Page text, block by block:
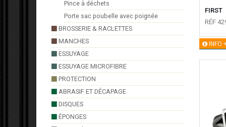
Pince à déchets
Porte sac poubelle avec poignée
BROSSERIE & RACLETTES
MANCHES
ESSUYAGE
ESSUYAGE MICROFIBRE
PROTECTION
ABRASIF ET DÉCAPAGE
DISQUES
ÉPONGES
FIRST
RÉF
INFO